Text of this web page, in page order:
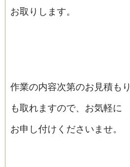
お取りします。
作業の内容次第のお見積もり
も取れますので、お気軽に
お申し付けくださいませ。